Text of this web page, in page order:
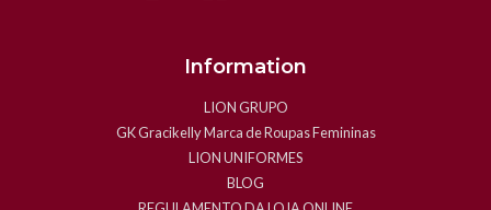
Information
LION GRUPO
GK Gracikelly Marca de Roupas Femininas
LION UNIFORMES
BLOG